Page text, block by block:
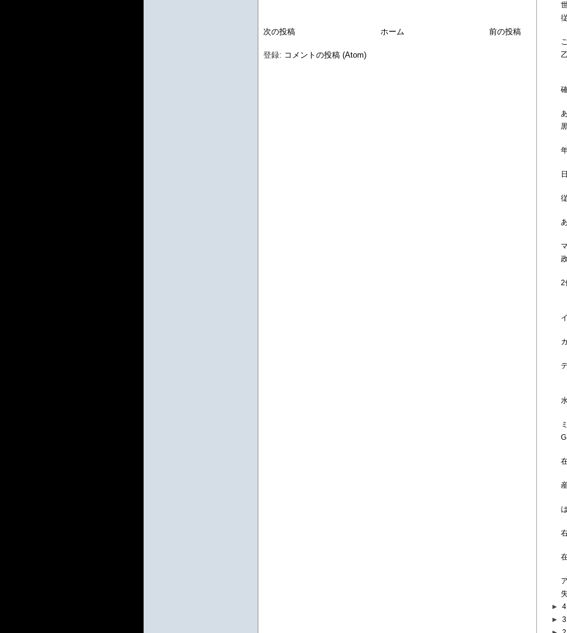
次の投稿 ホーム 前の投稿
登録: コメントの投稿 (Atom)
2
►4
►3